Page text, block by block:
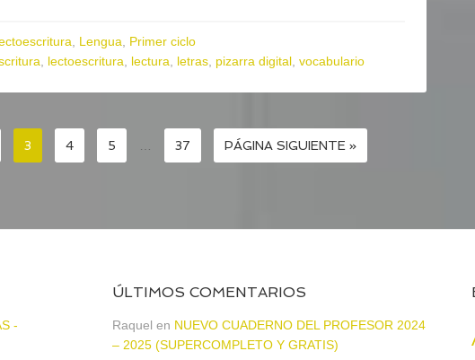
Lengua
Primer ciclo
lectoescritura lectura letras pizarra digital vocabulario
3 4 5 37 PÁGINA SIGUIENTE »
-
ÚLTIMOS COMENTARIOS
Raquel en NUEVO CUADERNO DEL PROFESOR 2024
– 2025 (SUPERCOMPLETO Y GRATIS)